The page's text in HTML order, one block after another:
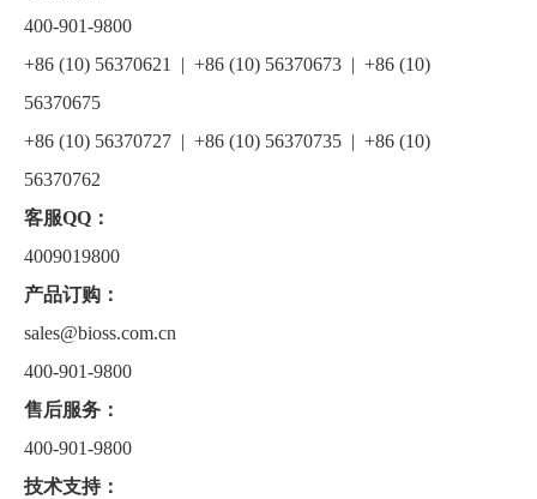
400-901-9800
+86 (10) 56370621 | +86 (10) 56370673 | +86 (10)
56370675
+86 (10) 56370727 | +86 (10) 56370735 | +86 (10)
56370762
客服QQ：
4009019800
产品订购：
sales@bioss.com.cn
400-901-9800
售后服务：
400-901-9800
技术支持：